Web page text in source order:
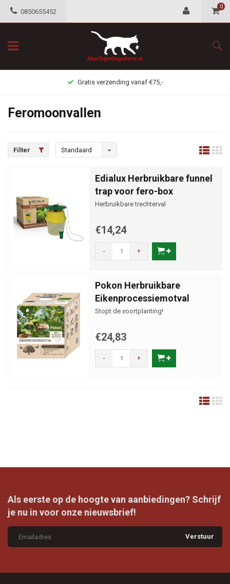
0850655452
0
Gratis verzending vanaf €75,-
Feromoonvallen
Filter Standaard
Edialux Herbruikbare funnel
trap voor fero-box
Herbruikbare trechterval
€14,24
- +
Pokon Herbruikbare
Eikenprocessiemotval
Stopt de voortplanting!
€24,83
- +
Als eerste op de hoogte van aanbiedingen? Schrijf
je nu in voor onze nieuwsbrief!
Verstuur